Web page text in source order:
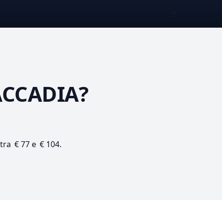
€ 77 e € 104.